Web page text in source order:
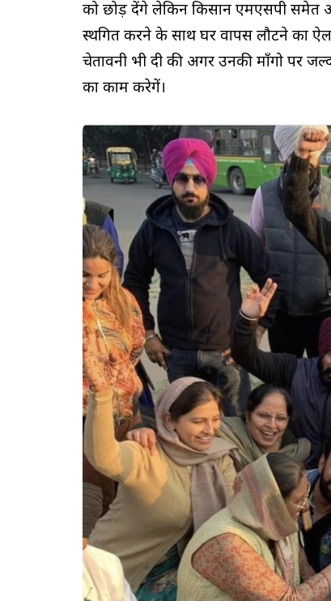
को छोड़ देंगे लेकिन किसान एमएसपी समेत
स्थगित करने के साथ घर वापस लौटने का
चेतावनी भी दी की अगर उनकी माँगो पर
का काम करेगें।